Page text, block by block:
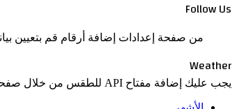
Follow Us
من صفحة إعدادات إضافة أرقام قم بتعيين
Weather
يجب عليك إضافة مفتاح API للطقس من خلال صفحة إعدادات القالب > الدمج.